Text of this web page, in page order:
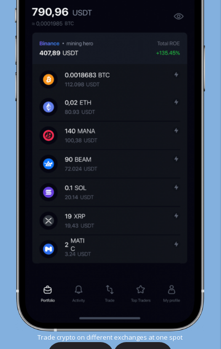
Trade crypto on different exchanges at one spot